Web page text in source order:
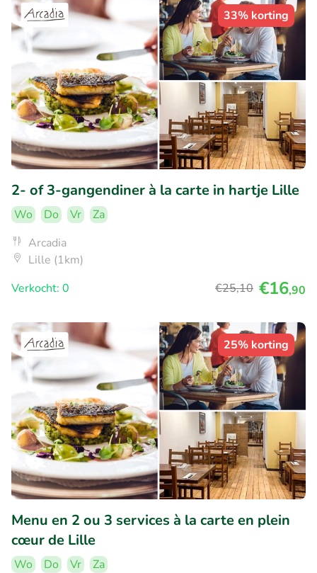
33% korting
2- of 3-gangendiner à la carte in hartje Lille
Wo Do Vr
Za
Arcadia
Lille (1km)
Verkocht: 0
€25,10 €16,90
25% korting
Menu en 2 ou 3 services à la carte en plein
cœur de Lille
Wo Do Vr
Za